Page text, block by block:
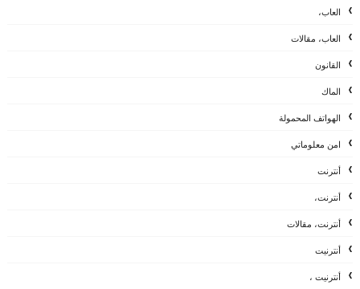
العاب،
العاب، مقالات
القانون
الماك
الهواتف المحمولة
امن معلوماتي
أنترنت
أنترنت،
أنترنت، مقالات
أنترنيت
أنترنيت ،